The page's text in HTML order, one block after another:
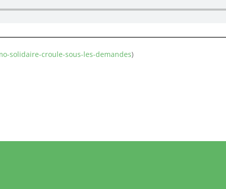
solidaire-croule-sous-les-demandes)